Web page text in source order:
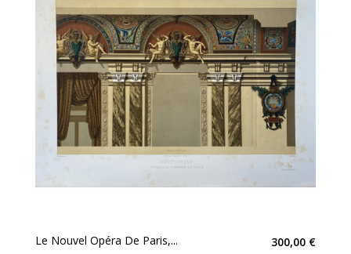
Le Nouvel Opéra De Paris,... 300,00 €